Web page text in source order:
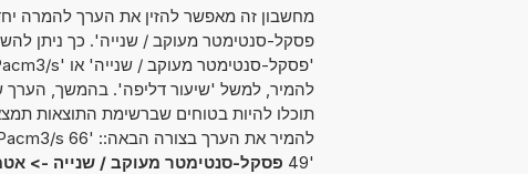
פסקל-סנטימטר מעוקב / שנייה'. כך ניתן
להמיר, למשל 'שיעור דליפה'. בהמשך, הערך
תוכלו להיות בטוחים שברשימת התוצאות
'49
פסקל-סנטימטר מעוקב / שנייה ->